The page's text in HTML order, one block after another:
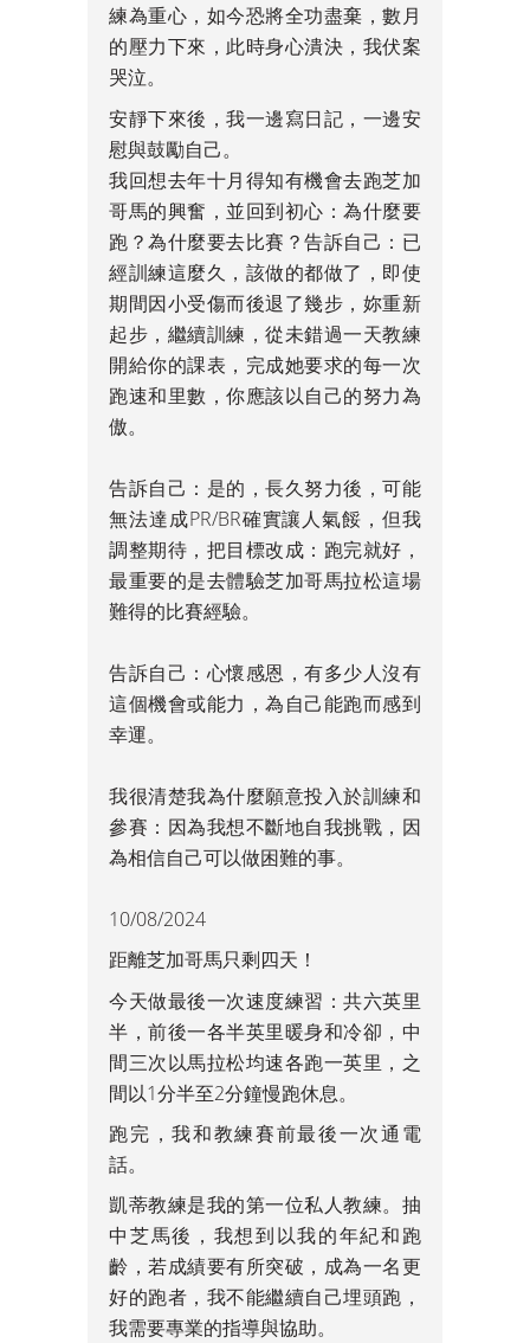
練為重心，如今恐將全功盡棄，數月
的壓力下來，此時身心潰決，我伏案
哭泣。
安靜下來後，我一邊寫日記，一邊安
慰與鼓勵自己。
我回想去年十月得知有機會去跑芝加
哥馬的興奮，並回到初心：為什麼要
跑？為什麼要去比賽？告訴自己：已
經訓練這麼久，該做的都做了，即使
期間因小受傷而後退了幾步，妳重新
起步，繼續訓練，從未錯過一天教練
開給你的課表，完成她要求的每一次
跑速和里數，你應該以自己的努力為
傲。
告訴自己：是的，長久努力後，可能
無法達成PR/BR確實讓人氣餒，但我
調整期待，把目標改成：跑完就好，
最重要的是去體驗芝加哥馬拉松這場
難得的比賽經驗。
告訴自己：心懷感恩，有多少人沒有
這個機會或能力，為自己能跑而感到
幸運。
我很清楚我為什麼願意投入於訓練和
參賽：因為我想不斷地自我挑戰，因
為相信自己可以做困難的事。
10/08/2024
距離芝加哥馬只剩四天！
今天做最後一次速度練習：共六英里
半，前後一各半英里暖身和冷卻，中
間三次以馬拉松均速各跑一英里，之
間以1分半至2分鐘慢跑休息。
跑完，我和教練賽前最後一次通電
話。
凱蒂教練是我的第一位私人教練。抽
中芝馬後，我想到以我的年紀和跑
齡，若成績要有所突破，成為一名更
好的跑者，我不能繼續自己埋頭跑，
我需要專業的指導與協助。